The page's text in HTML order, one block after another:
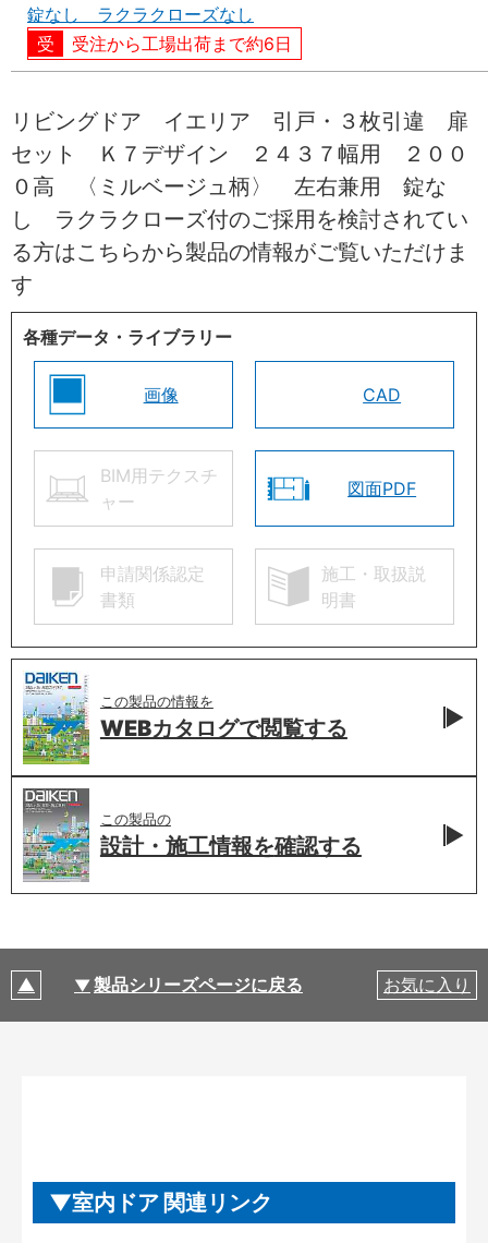
錠なし ラクラクローズなし
受注から工場出荷まで約6日
リビングドア イエリア 引戸・３枚引違 扉
セット Ｋ７デザイン ２４３７幅用 ２００
０高 〈ミルベージュ柄〉 左右兼用 錠な
し ラクラクローズ付のご採用を検討されてい
る方はこちらから製品の情報がご覧いただけま
す
各種データ・ライブラリー
画像 CAD
BIM用テクスチ
ャー
図面PDF
申請関係認定
書類
施工・取扱説
明書
この製品の情報を
WEBカタログで閲覧する
この製品の
設計・施工情報を確認する
製品シリーズページに戻る お気に入り
室内ドア 関連リンク